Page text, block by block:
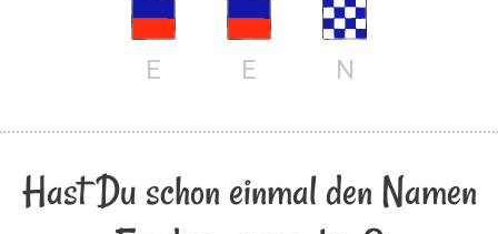
E E N
Hast Du schon einmal den Namen